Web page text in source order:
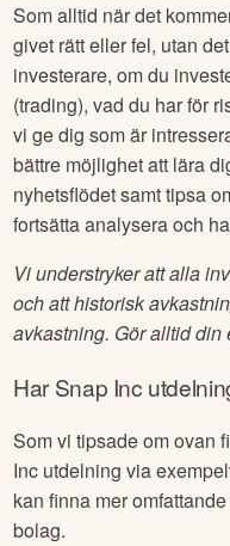
Som alltid när det
givet rätt eller fel, utan
investerare, om du
(trading), vad du har för
vi ge dig som är
bättre möjlighet att lära
nyhetsflödet samt tipsa
fortsätta analysera och
Vi understryker att alla
och att historisk
avkastning. Gör alltid din
HarSnap Inc
Som vi tipsade om ovan
Inc utdelning via
kan finna mer
bolag.